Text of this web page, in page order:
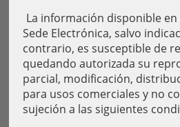
La información disponible en
Sede Electrónica, salvo
contrario, es susceptible de
quedando autorizada su
parcial, modificación,
para usos comerciales y no
sujeción a las siguientes